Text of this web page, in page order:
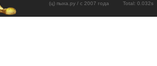
(ц) пыха.ру / с 2007 года Total: